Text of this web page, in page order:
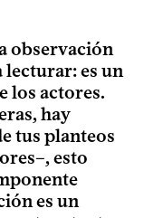
observación
lecturar: es un
los actores.
hay
tus planteos
esto
es un